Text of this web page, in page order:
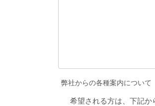
弊社からの各種案内について
希望される方は、下記